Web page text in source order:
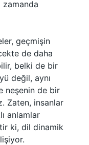
zamanda
geçmişin
de daha
belki de bir
değil, aynı
neşenin de bir
Zaten, insanlar
anlamlar
ki, dil dinamik